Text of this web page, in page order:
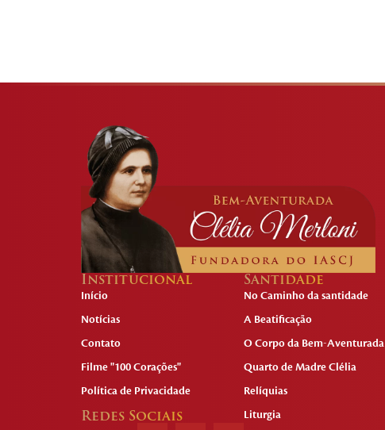
Institucional
Início
Notícias
Contato
Filme "100 Corações"
Política de Privacidade
Redes Sociais
Santidade
No Caminho da santidade
A Beatificação
O Corpo da Bem-Aventurada
Quarto de Madre Clélia
Relíquias
Liturgia